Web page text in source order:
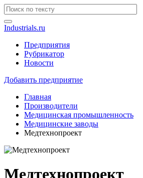
Industrials.ru
Предприятия
Рубрикатор
Новости
Добавить предприятие
Главная
Производители
Медицинская промышленность
Медицинские заводы
Медтехнопроект
Медтехнопроект